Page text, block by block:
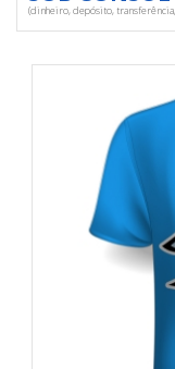
(dinheiro, depósito,